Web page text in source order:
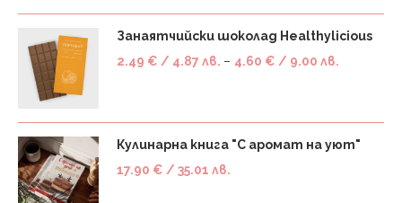
Занаятчийски шоколад Healthylicious
2.49 € / 4.87 лв. – 4.60 € / 9.00 лв.
Кулинарна книга "С аромат на уют"
17.90 € / 35.01 лв.